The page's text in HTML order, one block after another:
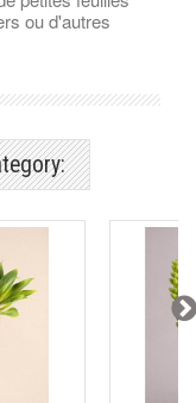
ou d'autres